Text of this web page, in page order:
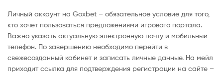
Личный аккаунт на Goxbet – обязательное условие для того,
кто хочет пользоваться предложениями игрового портала.
Важно указать актуальную электронную почту и мобильный
телефон. По завершению необходимо перейти в
свежесозданный кабинет и записать личные данные. На мейл
приходит ссылка для подтверждения регистрации на сайте –